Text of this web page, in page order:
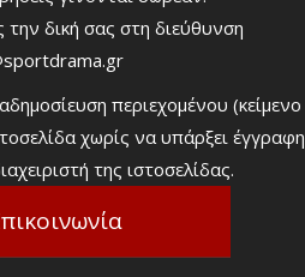
την δική σας στη διεύθυνση
περιεχομένου (κείμενο
χωρίς να υπάρξει έγγραφη
της ιστοσελίδας.